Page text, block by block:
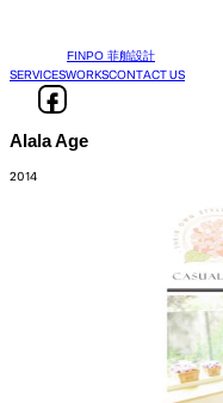
FINPO 菲舶設計
SERVICESWORKSCONTACT US
Alala Age
2014